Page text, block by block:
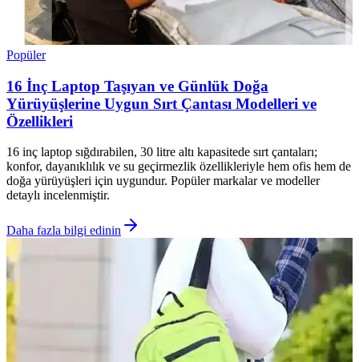
Popüler
16 İnç Laptop Taşıyan ve Günlük Doğa
Yürüyüşlerine Uygun Sırt Çantası Modelleri ve
Özellikleri
16 inç laptop sığdırabilen, 30 litre altı kapasitede sırt çantaları;
konfor, dayanıklılık ve su geçirmezlik özellikleriyle hem ofis hem de
doğa yürüyüşleri için uygundur. Popüler markalar ve modeller
detaylı incelenmiştir.
Daha fazla bilgi edinin